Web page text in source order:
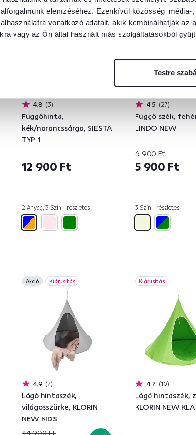
elemzéséhez. Ezenkívül közösségi
vonatkozó adatait, akik kombinálhatják az
vagy az Ön által használt más szolgáltatásokból
Testre
Kiárusítás
4,8 3
Függőhinta,
kék/narancssárga, SIESTA
TYP 1
12 900 Ft
2 Anyag, 3 Szín - részletes
Akció Kiárusítás
4,5 27
Függő szék,
LINDO NEW
6 900 Ft
5 900 Ft
3 Szín - részletes
Akció Kiárusítás
4,9 7
Lógó hintaszék,
világosszürke, KLORIN
NEW KIDS
44 900 Ft
Kiárusítás
4,7 10
Lógó hintaszék,
KLORIN NEW